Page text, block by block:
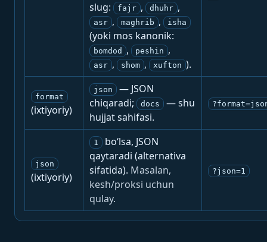
slug:
fajr , dhuhr ,
asr , maghrib , isha
(yoki mos kanonik:
bomdod , peshin ,
asr , shom , xufton ).
format
(ixtiyoriy)
json
— JSON
chiqaradi;
docs
— shu
hujjat sahifasi.
json
(ixtiyoriy)
1
bo‘lsa, JSON
qaytaradi (alternativa
sifatida). Masalan,
kesh/proksi uchun
qulay.
?json=1